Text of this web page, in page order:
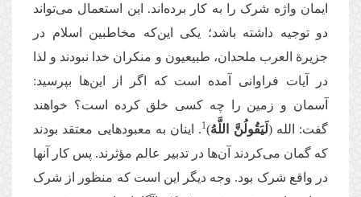
ایمان واژه شرک را به کار برده‌اند. این استعمال می‌تواند
دو توجیه داشته باشد؛ یکی این‌که مخاطبین اسلام در
جزیرة العرب ملحدان، طبیعیون و منکران خدا نبودند و لذا
در آیات فراوانی آمده است که اگر از این‌ها بپرسید:
آسمان و زمین را چه کسی خلق کرده است؟ خواهند
گفت: الله (لَیَقُولُنَّ اللَّهُ)
1. اینان به معبودهایی معتقد بودند
که گمان می‌کردند آن‌ها در تدبیر عالم مؤثرند. پس کار آنها
در واقع شرک بود. وجه دیگر این است که منظور از شرک